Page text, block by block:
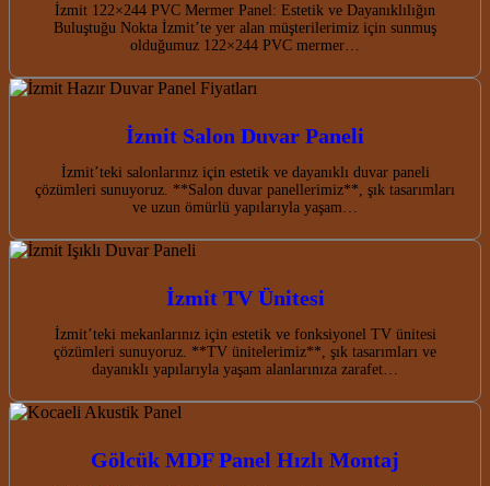
İzmit 122×244 PVC Mermer Panel: Estetik ve Dayanıklılığın
Buluştuğu Nokta İzmit’te yer alan müşterilerimiz için sunmuş
olduğumuz 122×244 PVC mermer…
İzmit Salon Duvar Paneli
İzmit’teki salonlarınız için estetik ve dayanıklı duvar paneli
çözümleri sunuyoruz. **Salon duvar panellerimiz**, şık tasarımları
ve uzun ömürlü yapılarıyla yaşam…
İzmit TV Ünitesi
İzmit’teki mekanlarınız için estetik ve fonksiyonel TV ünitesi
çözümleri sunuyoruz. **TV ünitelerimiz**, şık tasarımları ve
dayanıklı yapılarıyla yaşam alanlarınıza zarafet…
Gölcük MDF Panel Hızlı Montaj